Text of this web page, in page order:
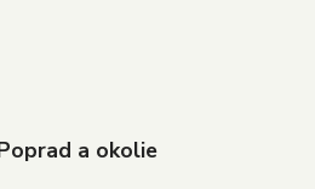
a okolie